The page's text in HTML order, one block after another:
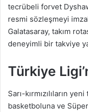
tecrübeli forvet
resmi sözleşmeyi
Galatasaray, takım
deneyimli bir takviye
Türkiye
Sarı-kırmızılıların
basketboluna ve